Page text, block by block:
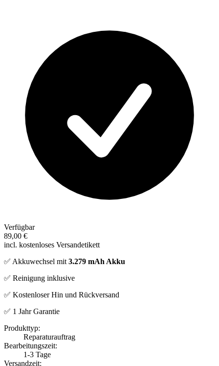
Verfügbar
89,00 €
incl. kostenloses Versandetikett
✅ Akkuwechsel mit 3.279 mAh Akku
✅ Reinigung inklusive
✅ Kostenloser Hin und Rückversand
✅ 1 Jahr Garantie
Produkttyp:
Reparaturauftrag
Bearbeitungszeit:
1-3 Tage
Versandzeit: